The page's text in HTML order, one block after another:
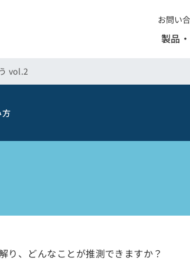
お問い
製品
vol.2
方
り、どんなことが推測できますか？